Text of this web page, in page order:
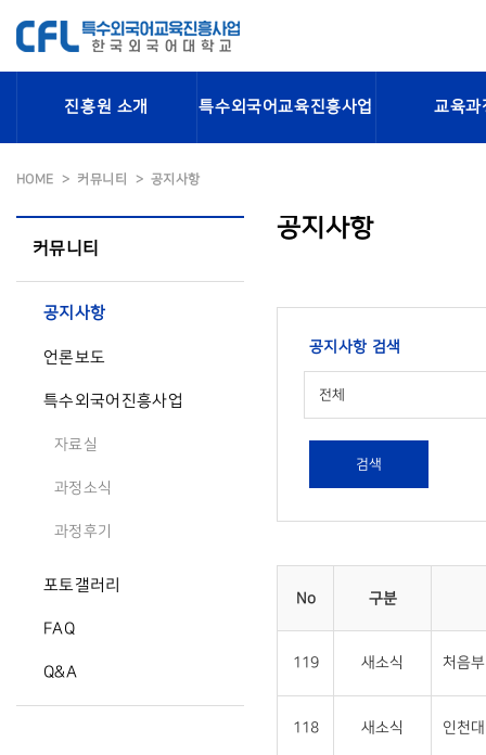
진흥원 소개 특수외국어교육진흥사업 교육과
HOME 커뮤니티 공지사항
커뮤니티
공지사항
언론보도
특수외국어진흥사업
자료실
과정소식
과정후기
포토갤러리
FAQ
Q&A
공지사항
공지사항 검색
전체
검색
No 구분
119 새소식 처음
118 새소식 인천